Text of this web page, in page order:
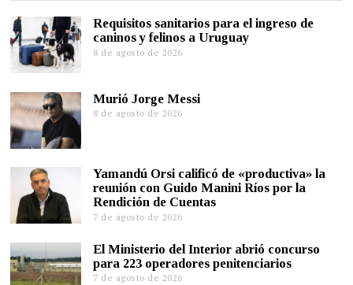
Requisitos sanitarios para el ingreso de
caninos y felinos a Uruguay
8 de agosto de 2026
Murió Jorge Messi
8 de agosto de 2026
Yamandú Orsi calificó de «productiva» la
reunión con Guido Manini Ríos por la
Rendición de Cuentas
7 de agosto de 2026
El Ministerio del Interior abrió concurso
para 223 operadores penitenciarios
7 de agosto de 2026